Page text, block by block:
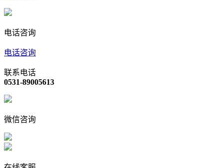
电话咨询
电话咨询
联系电话
0531-89005613
微信咨询